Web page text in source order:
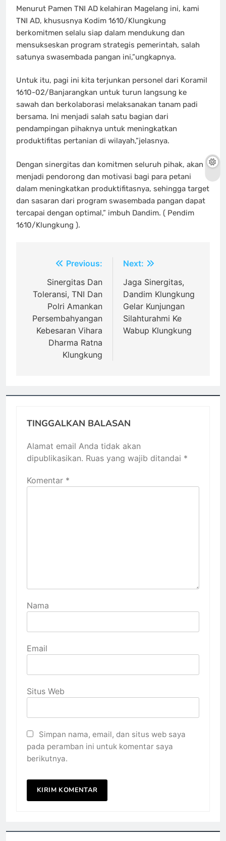
Menurut Pamen TNI AD kelahiran Magelang ini, kami
TNI AD, khususnya Kodim 1610/Klungkung
berkomitmen selalu siap dalam mendukung dan
mensukseskan program strategis pemerintah, salah
satunya swasembada pangan ini,”ungkapnya.
Untuk itu, pagi ini kita terjunkan personel dari Koramil
1610-02/Banjarangkan untuk turun langsung ke
sawah dan berkolaborasi melaksanakan tanam padi
bersama. Ini menjadi salah satu bagian dari
pendampingan pihaknya untuk meningkatkan
produktifitas pertanian di wilayah,”jelasnya.
Dengan sinergitas dan komitmen seluruh pihak, akan
menjadi pendorong dan motivasi bagi para petani
dalam meningkatkan produktifitasnya, sehingga target
dan sasaran dari program swasembada pangan dapat
tercapai dengan optimal,” imbuh Dandim. ( Pendim
1610/Klungkung ).
NavigasiPrevious:
Sinergitas Dan
Toleransi, TNI Dan
Polri Amankan
Persembahyangan
Kebesaran Vihara
Dharma Ratna
Klungkung
Next:
Jaga Sinergitas,
Dandim Klungkung
Gelar Kunjungan
Silahturahmi Ke
Wabup Klungkung
TINGGALKAN BALASAN
Alamat email Anda tidak akan
dipublikasikan. Ruas yang wajib ditandai *
Komentar *
Nama
Email
Situs Web
Simpan nama, email, dan situs web saya
pada peramban ini untuk komentar saya
berikutnya.